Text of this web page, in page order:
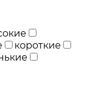
короткие